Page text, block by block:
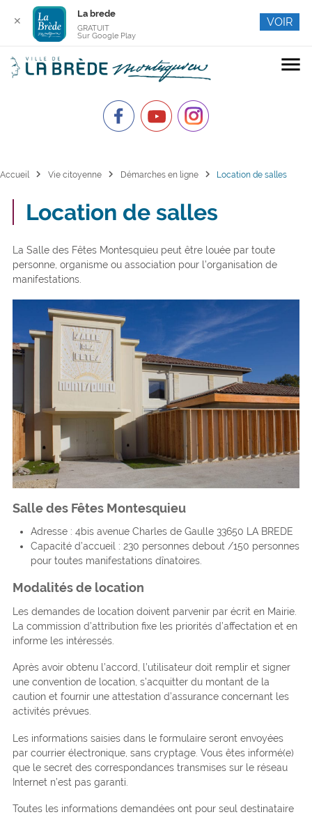
menu
Accueil chevron_right Vie citoyenne chevron_right Démarches en ligne chevron_right Location de salles
Location de salles
La Salle des Fêtes Montesquieu peut être louée par toute
personne, organisme ou association pour l’organisation de
manifestations.
Salle des Fêtes Montesquieu
Adresse : 4bis avenue Charles de Gaulle 33650 LA BREDE
Capacité d’accueil : 230 personnes debout /150 personnes
pour toutes manifestations dînatoires.
Modalités de location
Les demandes de location doivent parvenir par écrit en Mairie.
La commission d’attribution fixe les priorités d’affectation et en
informe les intéressés.
Après avoir obtenu l’accord, l’utilisateur doit remplir et signer
une convention de location, s’acquitter du montant de la
caution et fournir une attestation d’assurance concernant les
activités prévues.
Les informations saisies dans le formulaire seront envoyées
par courrier électronique, sans cryptage. Vous êtes informé(e)
que le secret des correspondances transmises sur le réseau
Internet n’est pas garanti.
Toutes les informations demandées ont pour seul destinataire
✕
La brede
GRATUIT
Sur Google Play
VOIR